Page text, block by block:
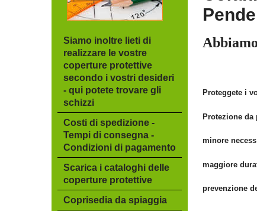
Siamo inoltre lieti di
realizzare le vostre
coperture protettive
secondo i vostri desideri
- qui potete trovare gli
schizzi
Costi di spedizione -
Tempi di consegna -
Condizioni di pagamento
Scarica i cataloghi delle
coperture protettive
Coprisedia da spiaggia
Proteggete i
Protezione
minore
maggiore
prevenzione